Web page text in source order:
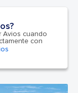
Avios cuando
con